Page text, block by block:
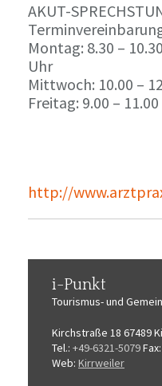
AKUT-
Montag: 8.30 –
Uhr
Mittwoch: 10.00 –
Freitag: 9.00 –
http://
i-Punkt
Tourismus-und
Kirchstraße 18 67489
Tel.: +49-6321-5079
Web: Kirrweiler